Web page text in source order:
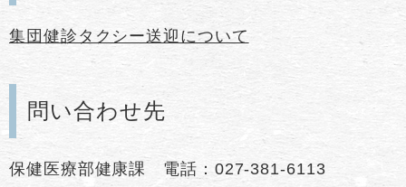
集団健診タクシー送迎について
問い合わせ先
保健医療部健康課 電話：027-381-6113